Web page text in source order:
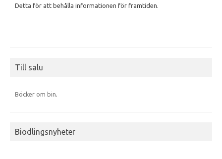
Detta för att behålla informationen för framtiden.
Till salu
Böcker om bin.
Biodlingsnyheter